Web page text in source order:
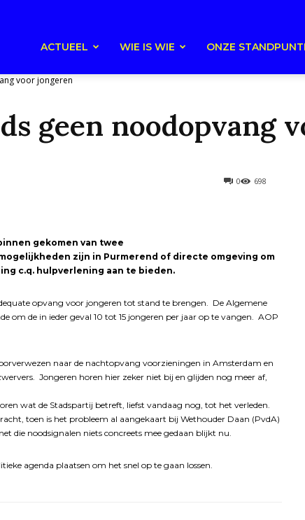
ACTUEEL WIE IS WIE ONZE
voor jongeren
geen noodopvang
698
0
gekomen van twee
zijn in Purmerend of directe omgeving om
c.q. hulpverlening aan te bieden.
opvang voor jongeren tot stand te brengen. De Algemene
om de in ieder geval 10 tot 15 jongeren per jaar op te vangen. AOP
naar de nachtopvang voorzieningen in Amsterdam en
Jongeren horen hier zeker niet bij en glijden nog meer af,
wat de Stadspartij betreft, liefst vandaag nog, tot het verleden.
toen is het probleem al aangekaart bij Wethouder Daan (PvdA)
die noodsignalen niets concreets mee gedaan blijkt nu.
agenda plaatsen om het snel op te gaan lossen.